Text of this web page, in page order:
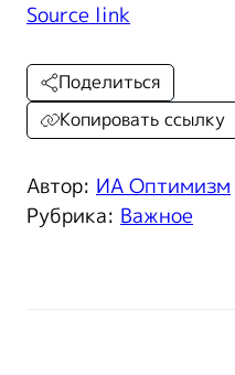
Source link
Автор: ИА Оптимизм
Рубрика: Важное
Поделиться
Копировать ссылку